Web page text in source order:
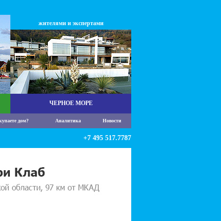
жителями и экспертами
ЧЕРНОЕ МОРЕ
дом? Аналитика Новости
+7 495 517.7787